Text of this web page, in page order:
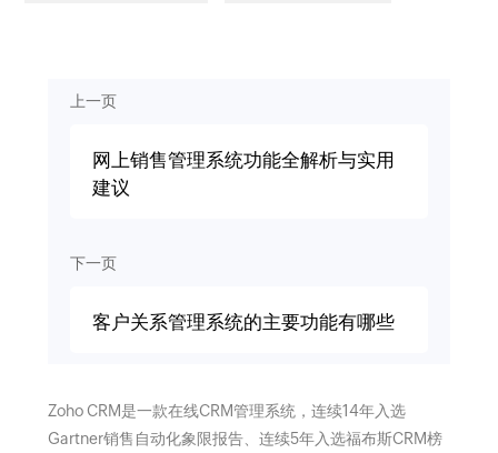
上一页
网上销售管理系统功能全解析与实用
建议
下一页
客户关系管理系统的主要功能有哪些
Zoho CRM是一款在线CRM管理系统，连续14年入选
Gartner销售自动化象限报告、连续5年入选福布斯CRM榜